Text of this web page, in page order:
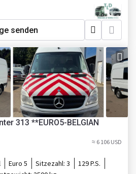
senden
313 **EURO5-BELGIAN
≈ 6 106 USD
Euro 5 Sitzezahl: 3
129 P.S.